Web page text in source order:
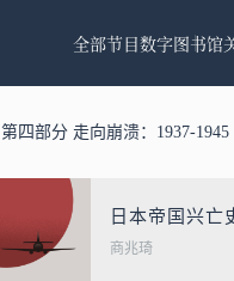
全部节目数字图书馆
第四部分 走向崩溃：1937-1945
日本帝国兴亡
商兆琦